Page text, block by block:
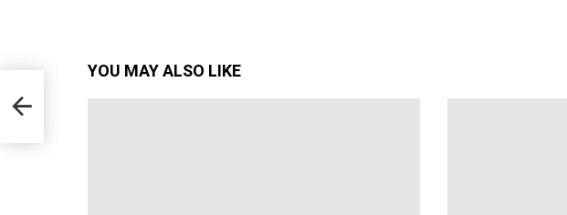
YOU MAY ALSO LIKE
36